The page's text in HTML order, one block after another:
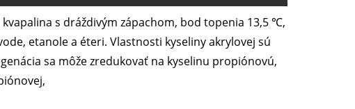
kvapalina s dráždivým zápachom, bod topenia 13,5 ℃,
etanole a éteri. Vlastnosti kyseliny akrylovej sú
sa môže zredukovať na kyselinu propiónovú,